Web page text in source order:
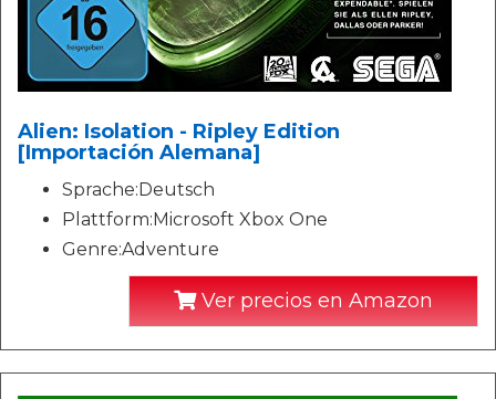
Alien: Isolation - Ripley Edition
[Importación Alemana]
Sprache:Deutsch
Plattform:Microsoft Xbox One
Genre:Adventure
Ver precios en Amazon